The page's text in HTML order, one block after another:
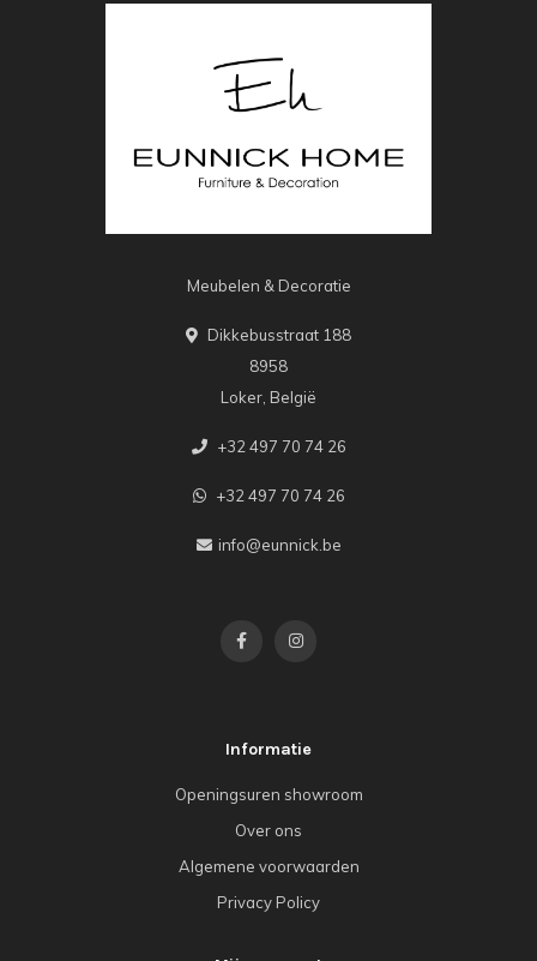
Meubelen & Decoratie
Dikkebusstraat 188
8958
Loker, België
+32 497 70 74 26
+32 497 70 74 26
info@eunnick.be
Informatie
Openingsuren showroom
Over ons
Algemene voorwaarden
Privacy Policy